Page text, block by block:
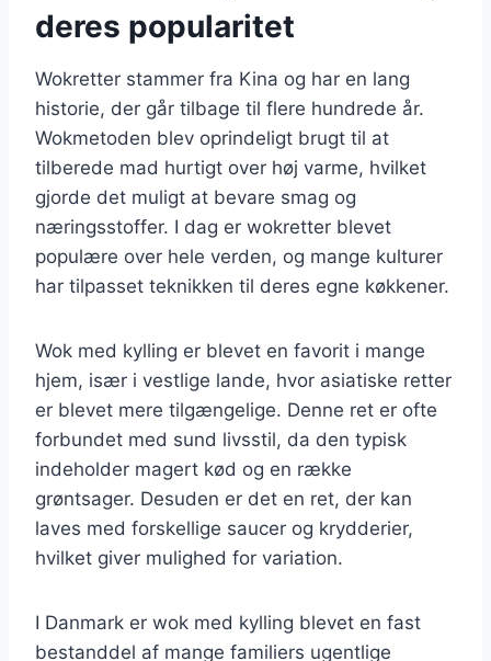
deres popularitet
Wokretter stammer fra Kina og har en lang
historie, der går tilbage til flere hundrede år.
Wokmetoden blev oprindeligt brugt til at
tilberede mad hurtigt over høj varme, hvilket
gjorde det muligt at bevare smag og
næringsstoffer. I dag er wokretter blevet
populære over hele verden, og mange kulturer
har tilpasset teknikken til deres egne køkkener.
Wok med kylling er blevet en favorit i mange
hjem, især i vestlige lande, hvor asiatiske retter
er blevet mere tilgængelige. Denne ret er ofte
forbundet med sund livsstil, da den typisk
indeholder magert kød og en række
grøntsager. Desuden er det en ret, der kan
laves med forskellige saucer og krydderier,
hvilket giver mulighed for variation.
I Danmark er wok med kylling blevet en fast
bestanddel af mange familiers ugentlige